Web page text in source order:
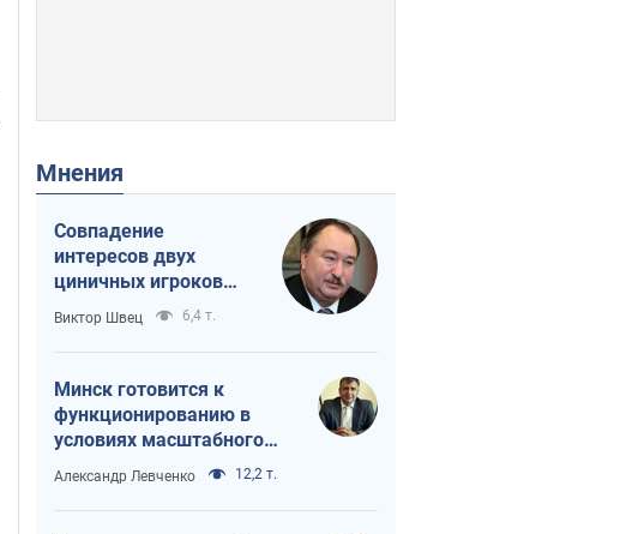
Мнения
Совпадение
интересов двух
циничных игроков
или тайный план
Трампа и Путина?
Виктор Швец 6,4 т.
Минск готовится к
функционированию в
условиях масштабного
военного кризиса
Александр Левченко 12,2 т.